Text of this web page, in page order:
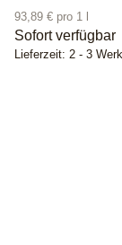
93,89 € pro 1 l
Sofort verfügbar
Lieferzeit: 2 - 3